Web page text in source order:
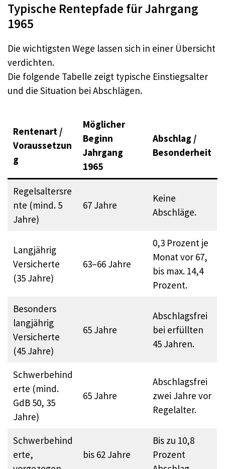
Typische Rentepfade für Jahrgang
1965
Die wichtigsten Wege lassen sich in einer Übersicht
verdichten.​
Die folgende Tabelle zeigt typische Einstiegsalter
und die Situation bei Abschlägen.
Rentenart /
Voraussetzun
g
Möglicher
Beginn
Jahrgang
1965
Abschlag /
Besonderheit
Regelsaltersre
nte (mind. 5
Jahre)
67 Jahre
Keine
Abschläge.​
Langjährig
Versicherte
(35 Jahre)
63–66 Jahre
0,3 Prozent je
Monat vor 67,
bis max. 14,4
Prozent.​
Besonders
langjährig
Versicherte
(45 Jahre)
65 Jahre
Abschlagsfrei
bei erfüllten
45 Jahren.​
Schwerbehind
erte (mind.
GdB 50, 35
Jahre)
65 Jahre
Abschlagsfrei
zwei Jahre vor
Regelalter.​
Schwerbehind
erte,
bis 62 Jahre
Bis zu 10,8
Prozent